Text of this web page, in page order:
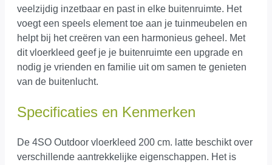
veelzijdig inzetbaar en past in elke buitenruimte. Het
voegt een speels element toe aan je tuinmeubelen en
helpt bij het creëren van een harmonieus geheel. Met
dit vloerkleed geef je je buitenruimte een upgrade en
nodig je vrienden en familie uit om samen te genieten
van de buitenlucht.
Specificaties en Kenmerken
De 4SO Outdoor vloerkleed 200 cm. latte beschikt over
verschillende aantrekkelijke eigenschappen. Het is